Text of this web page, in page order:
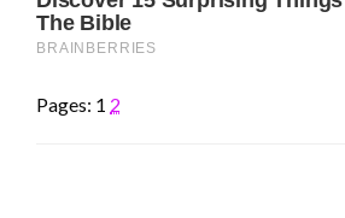
Pages: 1 2